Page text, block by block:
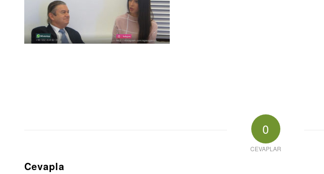
0
CEVAPLAR
Cevapla